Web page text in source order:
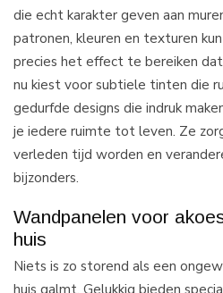
die echt karakter geven aan
patronen, kleuren en texturen
precies het effect te bereiken
nu kiest voor subtiele tinten die
gedurfde designs die indruk
je iedere ruimte tot leven. Ze
verleden tijd worden en
bijzonders.
Wandpanelen voor
huis
Niets is zo storend als een